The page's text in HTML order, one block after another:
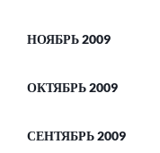
НОЯБРЬ 2009
ОКТЯБРЬ 2009
СЕНТЯБРЬ 2009